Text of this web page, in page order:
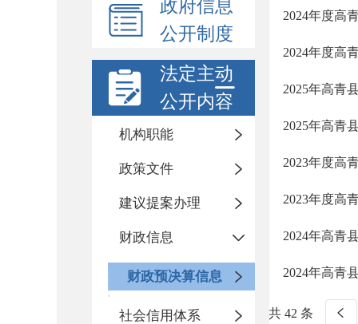
政府信息
公开制度
法定主动
公开内容
机构职能
政策文件
建议提案办理
财政信息
财政预决算信息
社会信用体系
2024年度高
2024年度高
2025年高青
2025年高青
2023年度高
2023年度高
2024年高青
2024年高青
共 42 条